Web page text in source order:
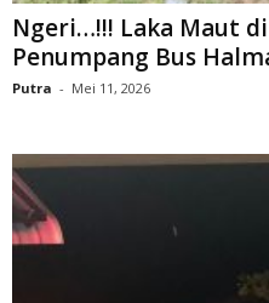
Ngeri…!!! Laka Maut
Penumpang Bus
Putra - Mei 11, 2026